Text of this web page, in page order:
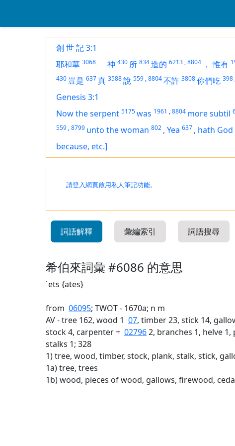
創 世 記 3:1
耶和華 3068 神 430 所 834造的 6213 ,8804 ， 惟有
430 豈是 637真 3588說 559 ,8804不許 3808你們吃 398
Genesis 3:1
Now the serpent 5175was 1961 ,8804 more subtil
559 ,8799 unto the woman 802 , Yea 637 , hath God
because, etc.]
請登入網頁啟用私人筆記功能。
詞語解釋 彙編索引 詞語搜尋
希伯來詞彙 #6086 的意思
`ets {ates}
from 06095; TWOT - 1670a; n m
AV - tree 162, wood 1 07, timber 23, stick 14,
stock 4, carpenter + 027962, branches 1, helve 1,
stalks 1; 328
1) tree, wood, timber, stock, plank, stalk, stick,
1a) tree, trees
1b) wood, pieces of wood, gallows, firewood,